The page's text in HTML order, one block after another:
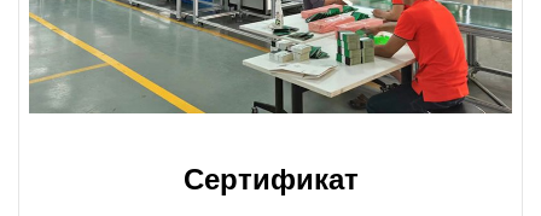
Сертификат